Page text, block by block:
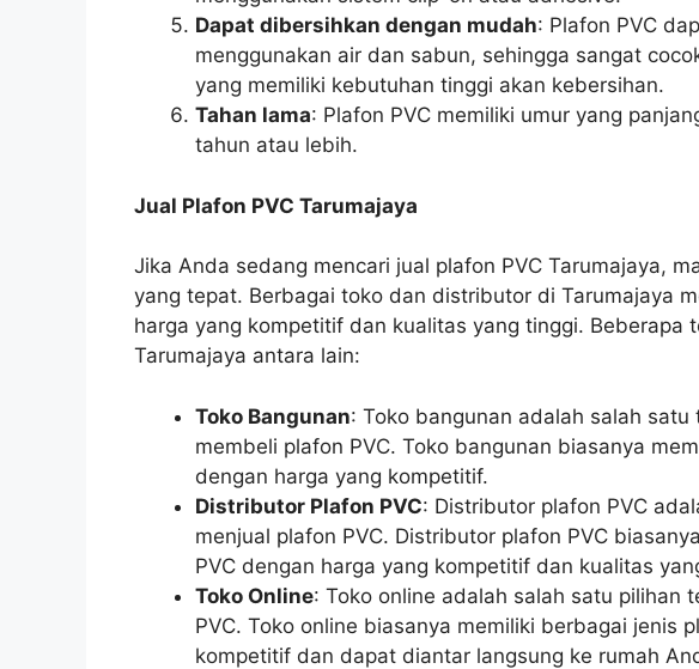
Dapat dibersihkan dengan mudah: Plafon PVC
menggunakan air dan sabun, sehingga sangat
yang memiliki kebutuhan tinggi akan kebersihan.
Tahan lama: Plafon PVC memiliki umur yang
tahun atau lebih.
Jual Plafon PVC Tarumajaya
Jika Anda sedang mencari jual plafon PVC Tarumajaya,
yang tepat. Berbagai toko dan distributor di Tarumajaya
harga yang kompetitif dan kualitas yang tinggi. Beberapa
Tarumajaya antara lain:
Toko Bangunan: Toko bangunan adalah salah
membeli plafon PVC. Toko bangunan biasanya
dengan harga yang kompetitif.
Distributor Plafon PVC: Distributor plafon PVC
menjual plafon PVC. Distributor plafon PVC
PVC dengan harga yang kompetitif dan kualitas
Toko Online: Toko online adalah salah satu pilihan
PVC. Toko online biasanya memiliki berbagai jenis
kompetitif dan dapat diantar langsung ke rumah